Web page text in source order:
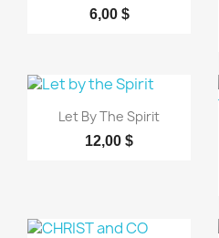
6,00 $
Aperçu rapide
Let By The Spirit
12,00 $